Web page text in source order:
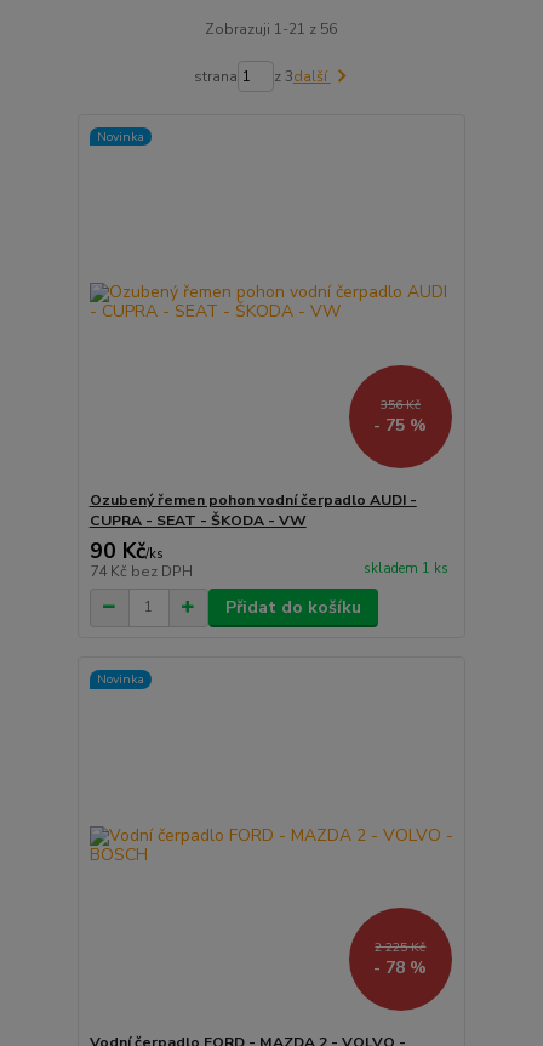
Zobrazuji 1-21 z 56
strana z 3další
Novinka
356 Kč
- 75 %
Ozubený řemen pohon vodní čerpadlo AUDI -
CUPRA - SEAT - ŠKODA - VW
90 Kč/ks
74 Kč bez DPH skladem 1 ks
Přidat do košíku
Novinka
2 225 Kč
- 78 %